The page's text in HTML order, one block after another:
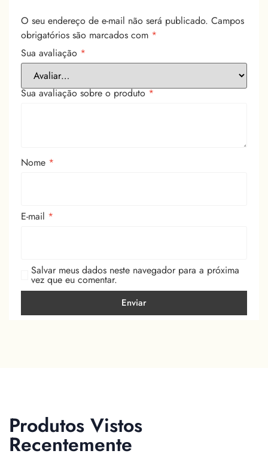
O seu endereço de e-mail não será publicado. Campos
obrigatórios são marcados com *
Sua avaliação *
Sua avaliação sobre o produto*
Nome *
E-mail *
Salvar meus dados neste navegador para a próxima
vez que eu comentar.
Produtos Vistos
Recentemente